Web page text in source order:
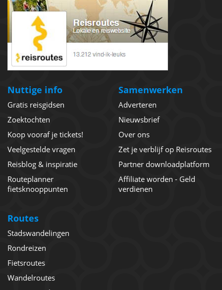
Nuttige info
Gratis reisgidsen
Zoektochten
Koop vooraf je tickets!
Veelgestelde vragen
Reisblog & inspiratie
Routeplanner
fietsknooppunten
Samenwerken
Adverteren
Nieuwsbrief
Over ons
Zet je verblijf op Reisroutes
Partner downloadplatform
Affiliate worden - Geld
verdienen
Routes
Stadswandelingen
Rondreizen
Fietsroutes
Wandelroutes